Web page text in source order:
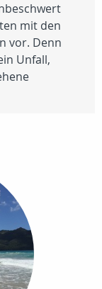
mit den
vor. Denn
Unfall,